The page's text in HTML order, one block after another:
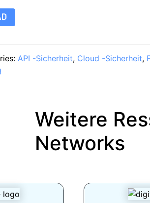
API -Sicherheit, Cloud -Sicherheit,
Weitere
Networks